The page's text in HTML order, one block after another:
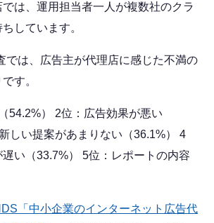
は、運用担当者一人が複数社のクラ
しています。
では、広告主が代理店に感じた不満の
す。
54.2%） 2位：広告効果が悪い
しい提案があまりない（36.1%） 4
い（33.7%） 5位：レポートの内容
「中小企業のインターネット広告代